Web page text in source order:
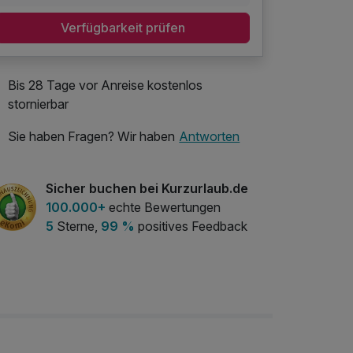
Verfügbarkeit prüfen
Bis 28 Tage vor Anreise kostenlos
stornierbar
Sie haben Fragen? Wir haben Antworten
Sicher buchen bei Kurzurlaub.de
100.000+ echte Bewertungen
5 Sterne, 99 % positives Feedback